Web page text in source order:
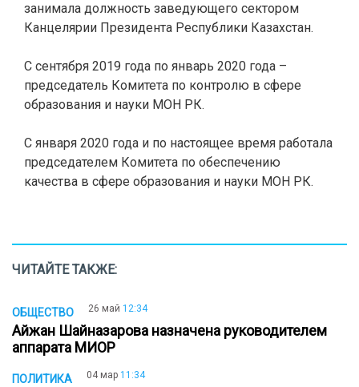
занимала должность заведующего сектором
Канцелярии Президента Республики Казахстан.
С сентября 2019 года по январь 2020 года –
председатель Комитета по контролю в сфере
образования и науки МОН РК.
С января 2020 года и по настоящее время работала
председателем Комитета по обеспечению
качества в сфере образования и науки МОН РК.
ЧИТАЙТЕ ТАКЖЕ:
ОБЩЕСТВО 26 май 12:34
Айжан Шайназарова назначена руководителем
аппарата МИОР
ПОЛИТИКА 04 мар 11:34